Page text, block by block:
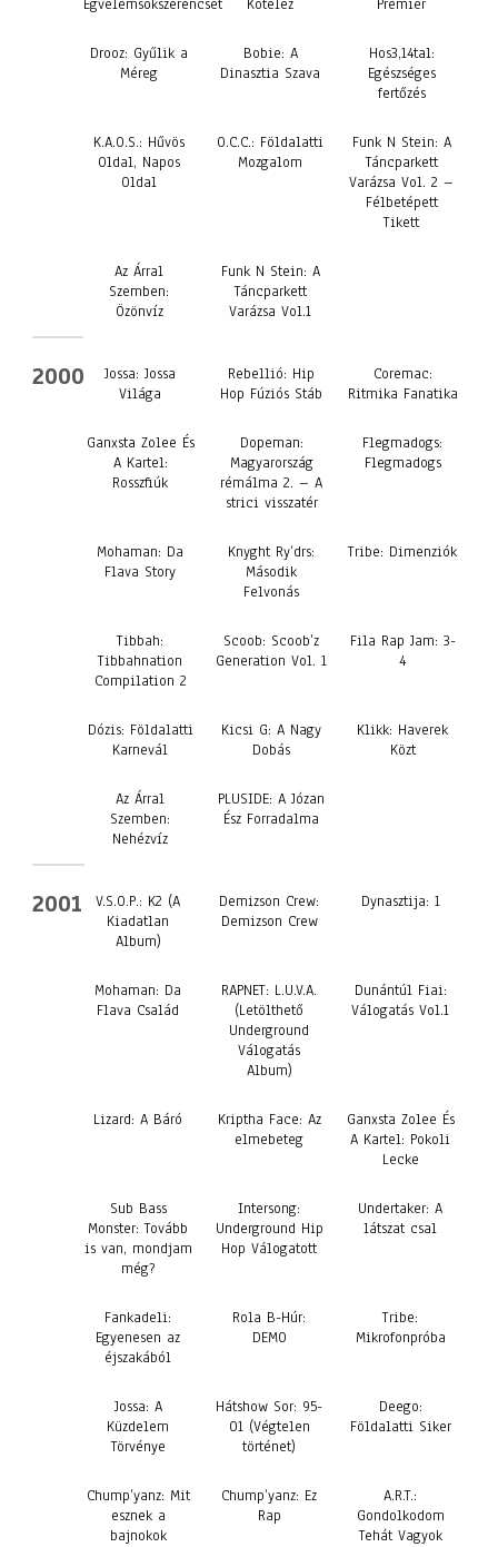
Égvelemsokszerencsét Kötelez Premier
Drooz: Gyűlik a
Méreg
Bobie: A
Dinasztia Szava
Hos3,14tal:
Egészséges
fertőzés
K.A.O.S.: Hűvös
Oldal, Napos
Oldal
O.C.C.: Földalatti
Mozgalom
Funk N Stein: A
Táncparkett
Varázsa Vol. 2 –
Félbetépett
Tikett
Az Árral
Szemben:
Özönvíz
Funk N Stein: A
Táncparkett
Varázsa Vol.1
2000
Jossa: Jossa
Világa
Rebellió: Hip
Hop Fúziós Stáb
Coremac:
Ritmika Fanatika
Ganxsta Zolee És
A Kartel:
Rosszfiúk
Dopeman:
Magyarország
rémálma 2. – A
strici visszatér
Flegmadogs:
Flegmadogs
Mohaman: Da
Flava Story
Knyght Ry’drs:
Második
Felvonás
Tribe: Dimenziók
Tibbah:
Tibbahnation
Compilation 2
Scoob: Scoob’z
Generation Vol. 1
Fila Rap Jam: 3-
4
Dózis: Földalatti
Karnevál
Kicsi G: A Nagy
Dobás
Klikk: Haverek
Közt
Az Árral
Szemben:
Nehézvíz
PLUSIDE: A Józan
Ész Forradalma
2001
V.S.O.P.: K2 (A
Kiadatlan
Album)
Demizson Crew:
Demizson Crew
Dynasztija: 1
Mohaman: Da
Flava Család
RAPNET: L.U.V.A.
(Letölthető
Underground
Válogatás
Album)
Dunántúl Fiai:
Válogatás Vol.1
Lizard: A Báró
Kriptha Face: Az
elmebeteg
Ganxsta Zolee És
A Kartel: Pokoli
Lecke
Sub Bass
Monster: Tovább
is van, mondjam
még?
Intersong:
Underground Hip
Hop Válogatott
Undertaker: A
látszat csal
Fankadeli:
Egyenesen az
éjszakából
Rola B-Húr:
DEMO
Tribe:
Mikrofonpróba
Jossa: A
Küzdelem
Törvénye
Hátshow Sor: 95-
01 (Végtelen
történet)
Deego:
Földalatti Siker
Chump’yanz: Mit
esznek a
bajnokok
Chump’yanz: Ez
Rap
A.R.T.:
Gondolkodom
Tehát Vagyok